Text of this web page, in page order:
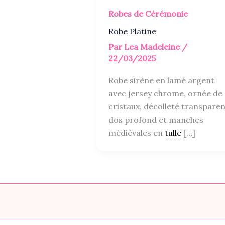
Robes de Cérémonie
Robe Platine
Par Lea Madeleine /
22/03/2025
Robe sirène en lamé argent
avec jersey chrome, ornée de
cristaux, décolleté
dos profond et manches
médiévales en tulle […]